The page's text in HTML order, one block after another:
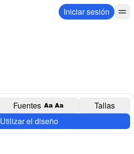
Iniciar sesión
Fuentes Aa Aa
Tallas
Utilizar el diseño